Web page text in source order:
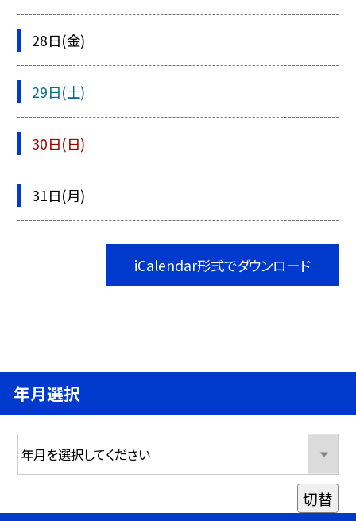
28日(金)
29日(土)
30日(日)
31日(月)
iCalendar形式でダウンロード
年月選択
切替